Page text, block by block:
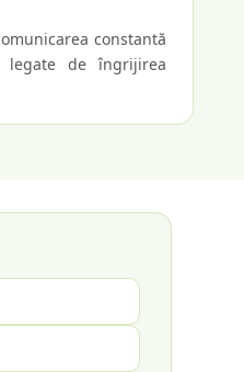
constantă
legate de îngrijirea